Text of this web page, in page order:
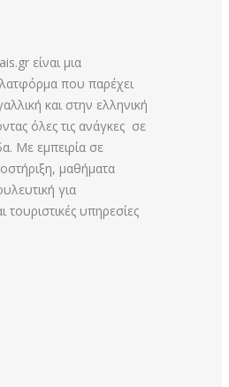
είναι μια
που παρέχει
και στην ελληνική
όλες τις ανάγκες σε
Με εμπειρία σε
μαθήματα
για
τουριστικές υπηρεσίες